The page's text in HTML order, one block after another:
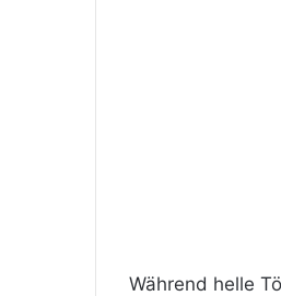
Während helle